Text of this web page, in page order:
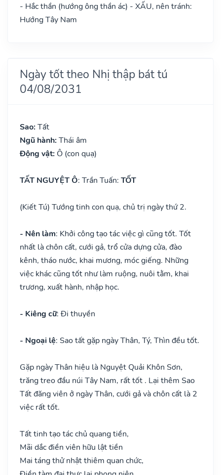
- Hắc thần (hướng ông thần ác) - XẤU, nên tránh:
Hướng Tây Nam
Ngày tốt theo Nhị thập bát tú
04/08/2031
Sao: Tất
Ngũ hành: Thái âm
Động vật: Ô (con quạ)
TẤT NGUYỆT Ô: Trần Tuấn: TỐT
(Kiết Tú) Tướng tinh con quạ, chủ trị ngày thứ 2.
- Nên làm: Khởi công tạo tác việc gì cũng tốt. Tốt
nhất là chôn cất, cưới gả, trổ cửa dựng cửa, đào
kênh, tháo nước, khai mương, móc giếng. Những
việc khác cũng tốt như làm ruộng, nuôi tằm, khai
trương, xuất hành, nhập học.
- Kiêng cữ: Đi thuyền
- Ngoại lệ: Sao tất gặp ngày Thân, Tý, Thìn đều tốt.
Gặp ngày Thân hiệu là Nguyệt Quải Khôn Sơn,
trăng treo đầu núi Tây Nam, rất tốt . Lại thêm Sao
Tất đăng viên ở ngày Thân, cưới gả và chôn cất là 2
việc rất tốt.
Tất tinh tạo tác chủ quang tiền,
Mãi dắc điền viên hữu lật tiền
Mai táng thử nhật thiêm quan chức,